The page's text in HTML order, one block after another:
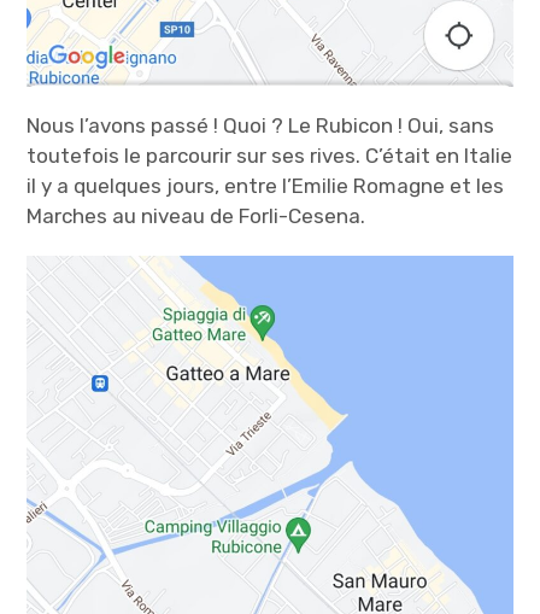
Nous l’avons passé ! Quoi ? Le Rubicon ! Oui, sans
toutefois le parcourir sur ses rives. C’était en Italie
il y a quelques jours, entre l’Emilie Romagne et les
Marches au niveau de Forli-Cesena.